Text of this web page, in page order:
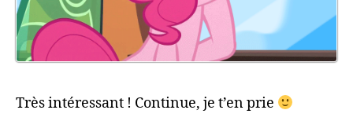
Très intéressant ! Continue, je t’en prie